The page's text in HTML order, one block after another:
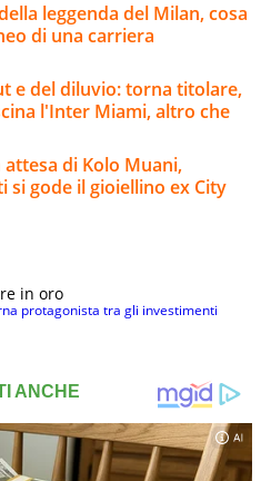
leggenda del Milan, cosa
di una carriera
e del diluvio: torna titolare,
l'Inter Miami, altro che
di Kolo Muani,
si gode il gioiellino ex City
in oro
protagonista tra gli investimenti